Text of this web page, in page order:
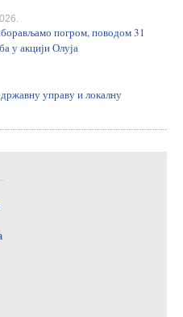
погром, поводом 31
у акцији Олуја
управу и локалну